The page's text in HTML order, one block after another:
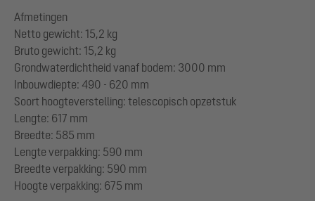
Afmetingen
Netto gewicht: 15,2 kg
Bruto gewicht: 15,2 kg
Grondwaterdichtheid vanaf bodem: 3000 mm
Inbouwdiepte: 490 - 620 mm
Soort hoogteverstelling: telescopisch opzetstuk
Lengte: 617 mm
Breedte: 585 mm
Lengte verpakking: 590 mm
Breedte verpakking: 590 mm
Hoogte verpakking: 675 mm